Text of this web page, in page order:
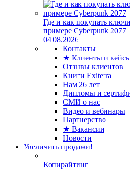
Где и как покупать
примере Cyberpunk 2077
04.08.2026
Контакты
★ Клиенты и
Отзывы клиентов
Книги Exiterra
Нам 26 лет
Дипломы и
СМИ о нас
Видео и вебинары
Партнерство
★ Вакансии
Новости
Увеличить продажи!
Копирайтинг